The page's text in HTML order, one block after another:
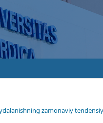
zamonaviy